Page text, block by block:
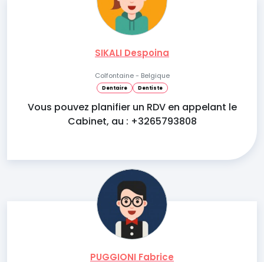
SIKALI Despoina
Colfontaine - Belgique
Dentaire Dentiste
Vous pouvez planifier un RDV en appelant le
Cabinet, au : +3265793808
PUGGIONI Fabrice